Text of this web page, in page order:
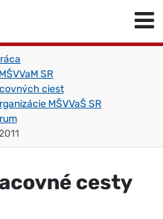
SR
ciest
MŠVVaŠ SR
cesty